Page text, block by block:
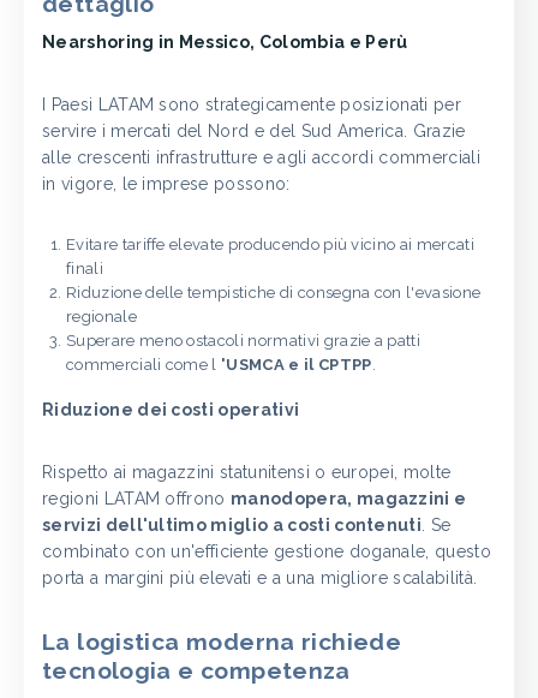
Nearshoring in Messico, Colombia e Perù
I Paesi LATAM sono strategicamente posizionati per
servire i mercati del Nord e del Sud America. Grazie
alle crescenti infrastrutture e agli accordi commerciali
in vigore, le imprese possono:
Evitare tariffe elevate producendo più vicino ai mercati
finali
Riduzione delle tempistiche di consegna con l'evasione
regionale
Superare meno ostacoli normativi grazie a patti
commerciali come l 'USMCA e il CPTPP.
Riduzione dei costi operativi
Rispetto ai magazzini statunitensi o europei, molte
regioni LATAM offrono manodopera, magazzini e
servizi dell'ultimo miglio a costi contenuti . Se
combinato con un'efficiente gestione doganale, questo
porta a margini più elevati e a una migliore scalabilità.
La logistica moderna richiede
tecnologia e competenza